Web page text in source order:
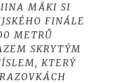
MÄKI SI
FINÁLE
METRŮ
SKRYTÝM
KTERÝ